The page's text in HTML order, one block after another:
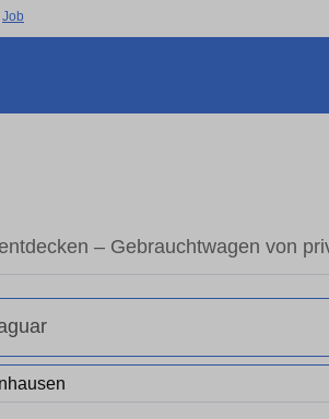
Job
– Gebrauchtwagen von